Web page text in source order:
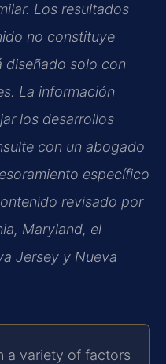
Los resultados
no constituye
diseñado solo con
La información
los desarrollos
con un abogado
específico
revisado por
Maryland, el
Jersey y Nueva
a variety of factors